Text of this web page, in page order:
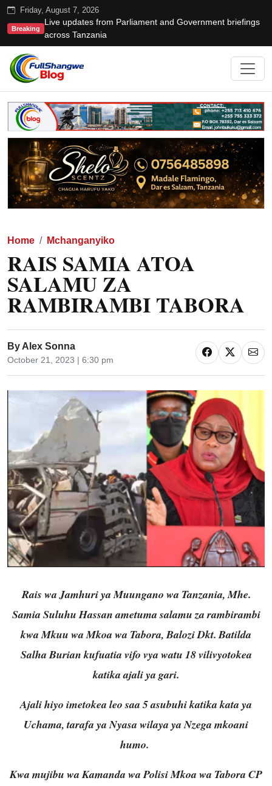
Friday, August 7, 2026
Breaking
Live updates from Parliament and Government briefings
across Tanzania
Home Mchanganyiko
RAIS SAMIA ATOA
SALAMU ZA
RAMBIRAMBI TABORA
By Alex Sonna
October 21, 2023 | 6:30 pm
Rais wa Jamhuri ya Muungano wa Tanzania, Mhe.
Samia Suluhu Hassan ametuma salamu za rambirambi
kwa Mkuu wa Mkoa wa Tabora, Balozi Dkt. Batilda
Salha Burian kufuatia vifo vya watu 18 vilivyotokea
katika ajali ya gari.
Ajali hiyo imetokea leo saa 5 asubuhi katika kata ya
Uchama, tarafa ya Nyasa wilaya ya Nzega mkoani
humo.
Kwa mujibu wa Kamanda wa Polisi Mkoa wa Tabora CP